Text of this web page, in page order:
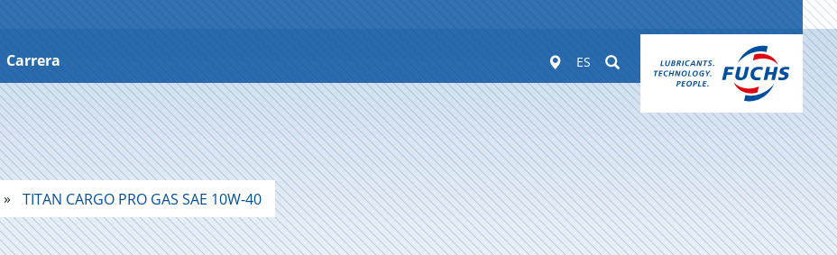
Carrera Worldwide
ES Suchen
TITAN CARGO PRO GAS SAE 10W-40